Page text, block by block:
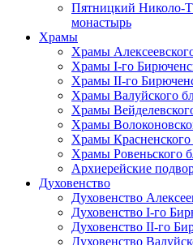
Пятницкий Николо-
монастырь
Храмы
Храмы
Храмы I-го
Храмы II-го
Храмы Валуйского
Храмы
Храмы
Храмы Красненского
Храмы Ровеньского
Архиерейские
Духовенство
Духовенство
Духовенство I-го
Духовенство II-го
Духовенство